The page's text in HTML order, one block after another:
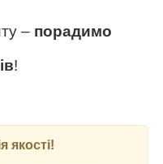
– порадимо
!
якості!